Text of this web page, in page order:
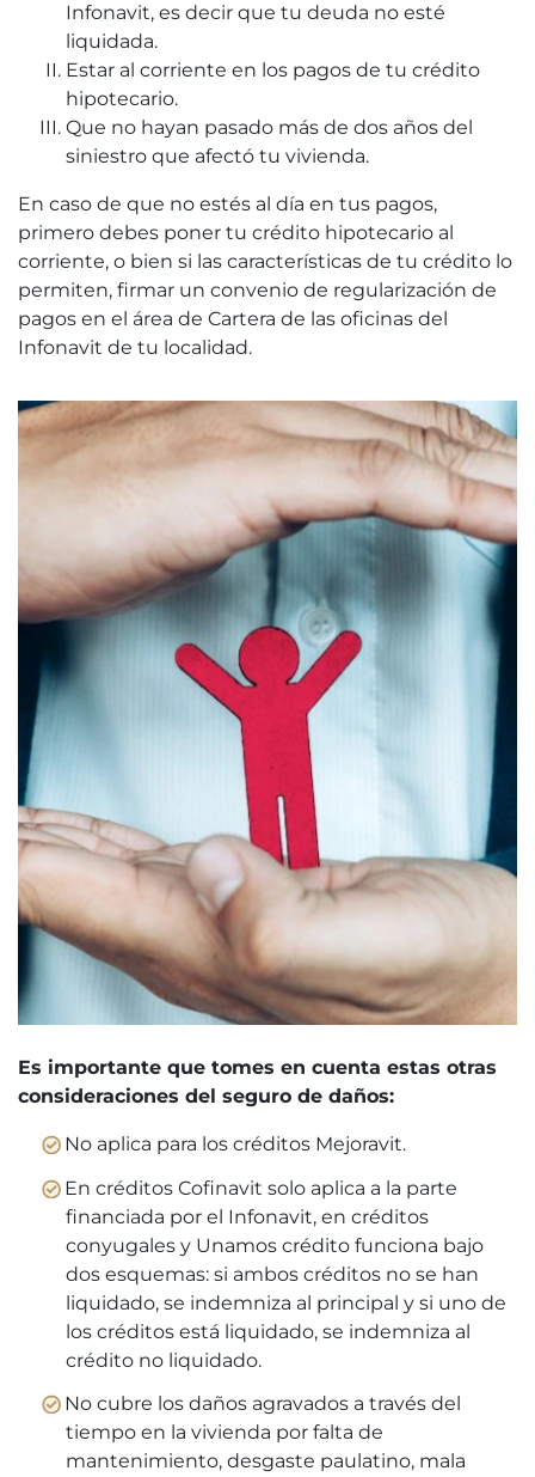
Infonavit, es decir que tu deuda no esté
liquidada.
Estar al corriente en los pagos de tu crédito
hipotecario.
Que no hayan pasado más de dos años del
siniestro que afectó tu vivienda.
En caso de que no estés al día en tus pagos,
primero debes poner tu crédito hipotecario al
corriente, o bien si las características de tu crédito lo
permiten, firmar un convenio de regularización de
pagos en el área de Cartera de las oficinas del
Infonavit de tu localidad.
Es importante que tomes en cuenta estas otras
consideraciones del seguro de daños:
No aplica para los créditos Mejoravit.
En créditos Cofinavit solo aplica a la parte
financiada por el Infonavit, en créditos
conyugales y Unamos crédito funciona bajo
dos esquemas: si ambos créditos no se han
liquidado, se indemniza al principal y si uno de
los créditos está liquidado, se indemniza al
crédito no liquidado.
No cubre los daños agravados a través del
tiempo en la vivienda por falta de
mantenimiento, desgaste paulatino, mala